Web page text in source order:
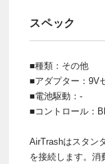
スペック
■種類：その他
■アダプター：9V
■電池駆動：-
■コントロール：
AirTrashはスタン
を接続します。消